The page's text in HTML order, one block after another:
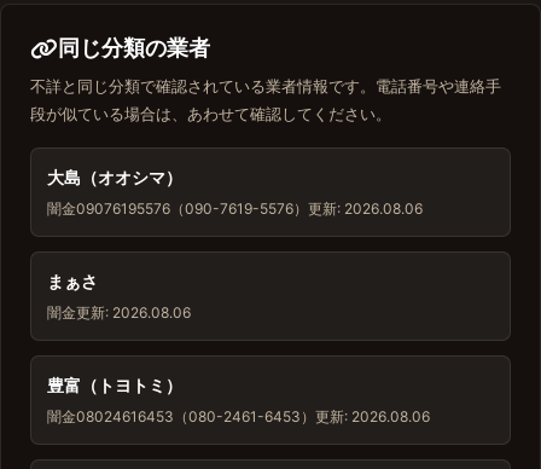
同じ分類の業者
不詳と同じ分類で確認されている業者情報です。電話番号や連絡手
段が似ている場合は、あわせて確認してください。
大島（オオシマ）
闇金09076195576（090-7619-5576） 更新: 2026.08.06
まぁさ
闇金更新: 2026.08.06
豊富（トヨトミ）
闇金08024616453（080-2461-6453） 更新: 2026.08.06